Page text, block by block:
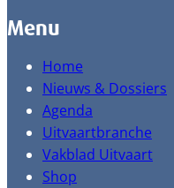
Menu
Home
Nieuws & Dossiers
Agenda
Uitvaartbranche
Vakblad Uitvaart
Shop